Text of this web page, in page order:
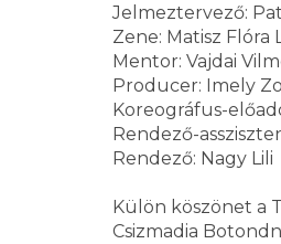
Jelmeztervező:
Zene: Matisz Flóra
Mentor: Vajdai
Producer: Imely
Koreográfus-
Rendező-
Rendező: Nagy Lili
Külön köszönet a
Csizmadia